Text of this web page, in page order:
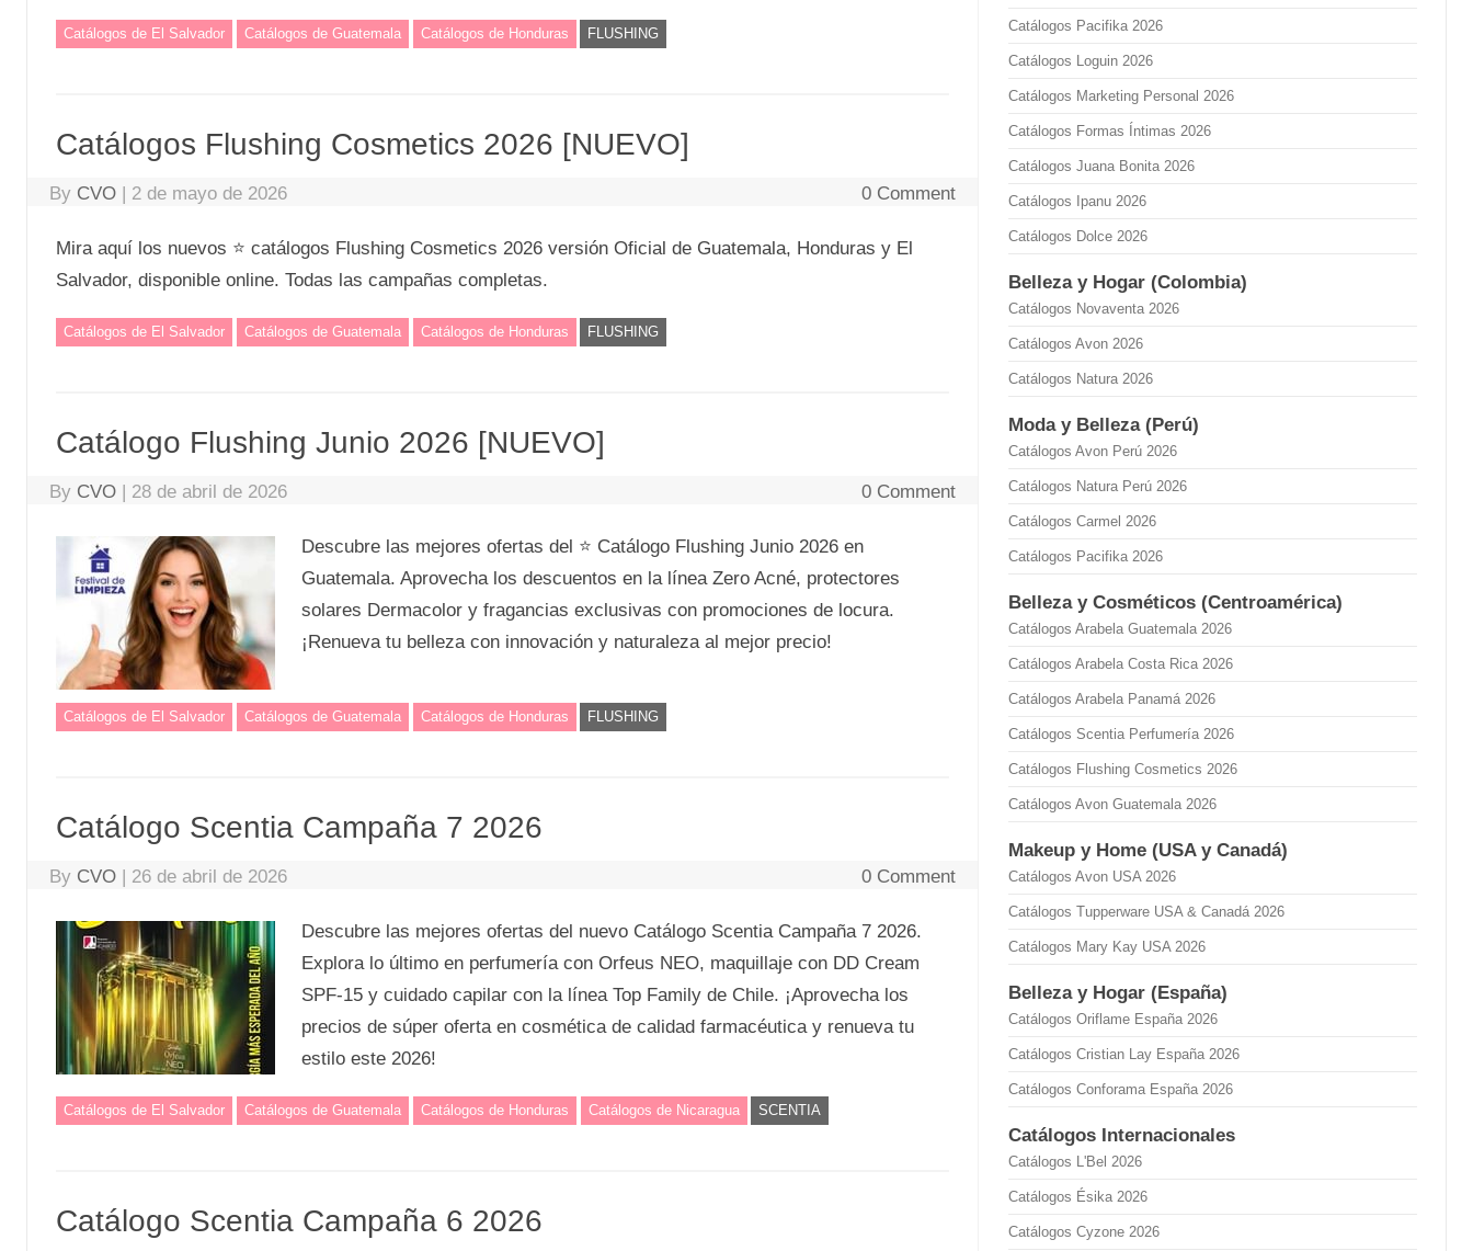
Catálogos de El Salvador Catálogos de Guatemala Catálogos de Honduras FLUSHING
Catálogos Flushing Cosmetics 2026 [NUEVO]
By CVO | 2 de mayo de 2026 0 Comment
Mira aquí los nuevos ⭐ catálogos Flushing Cosmetics 2026 versión Oficial de Guatemala, Honduras y El
Salvador, disponible online. Todas las campañas completas.
Catálogos de El Salvador Catálogos de Guatemala Catálogos de Honduras FLUSHING
Catálogo Flushing Junio 2026 [NUEVO]
By CVO | 28 de abril de 2026 0 Comment
Descubre las mejores ofertas del ⭐ Catálogo Flushing Junio 2026 en
Guatemala. Aprovecha los descuentos en la línea Zero Acné, protectores
solares Dermacolor y fragancias exclusivas con promociones de locura.
¡Renueva tu belleza con innovación y naturaleza al mejor precio!
Catálogos de El Salvador Catálogos de Guatemala Catálogos de Honduras FLUSHING
Catálogo Scentia Campaña 7 2026
By CVO | 26 de abril de 2026 0 Comment
Descubre las mejores ofertas del nuevo Catálogo Scentia Campaña 7 2026.
Explora lo último en perfumería con Orfeus NEO, maquillaje con DD Cream
SPF-15 y cuidado capilar con la línea Top Family de Chile. ¡Aprovecha los
precios de súper oferta en cosmética de calidad farmacéutica y renueva tu
estilo este 2026!
Catálogos de El Salvador Catálogos de Guatemala Catálogos de Honduras Catálogos de Nicaragua SCENTIA
Catálogo Scentia Campaña 6 2026
Catálogos Pacifika 2026
Catálogos Loguin 2026
Catálogos Marketing Personal 2026
Catálogos Formas Íntimas 2026
Catálogos Juana Bonita 2026
Catálogos Ipanu 2026
Catálogos Dolce 2026
Belleza y Hogar (Colombia)
Catálogos Novaventa 2026
Catálogos Avon 2026
Catálogos Natura 2026
Moda y Belleza (Perú)
Catálogos Avon Perú 2026
Catálogos Natura Perú 2026
Catálogos Carmel 2026
Catálogos Pacifika 2026
Belleza y Cosméticos (Centroamérica)
Catálogos Arabela Guatemala 2026
Catálogos Arabela Costa Rica 2026
Catálogos Arabela Panamá 2026
Catálogos Scentia Perfumería 2026
Catálogos Flushing Cosmetics 2026
Catálogos Avon Guatemala 2026
Makeup y Home (USA y Canadá)
Catálogos Avon USA 2026
Catálogos Tupperware USA & Canadá 2026
Catálogos Mary Kay USA 2026
Belleza y Hogar (España)
Catálogos Oriflame España 2026
Catálogos Cristian Lay España 2026
Catálogos Conforama España 2026
Catálogos Internacionales
Catálogos L'Bel 2026
Catálogos Ésika 2026
Catálogos Cyzone 2026